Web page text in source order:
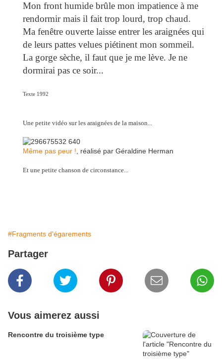
Mon front humide brûle mon impatience à me
rendormir mais il fait trop lourd, trop chaud.
Ma fenêtre ouverte laisse entrer les araignées qui
de leurs pattes velues piétinent mon sommeil.
La gorge sèche, il faut que je me lève. Je ne
dormirai pas ce soir...
Texte 1992
Une petite vidéo sur les araignées de la maison...
Même pas peur ! , réalisé par Géraldine Herman
Et une petite chanson de circonstance...
#Fragments d'égarements
Partager
Vous aimerez aussi
Rencontre du troisième type